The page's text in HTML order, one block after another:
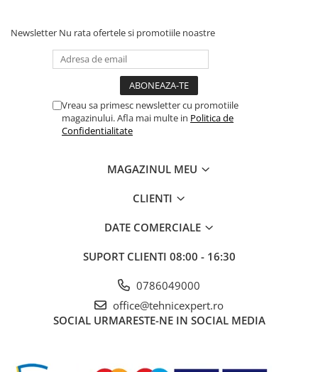
Newsletter Nu rata ofertele si promotiile noastre
Vreau sa primesc newsletter cu promotiile
magazinului. Afla mai multe in Politica de
Confidentialitate
MAGAZINUL MEU
CLIENTI
DATE COMERCIALE
SUPORT CLIENTI 08:00 - 16:30
0786049000
office@tehnicexpert.ro
SOCIAL URMARESTE-NE IN SOCIAL MEDIA